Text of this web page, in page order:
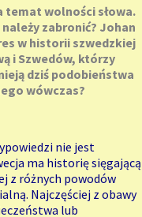
temat wolności słowa.
zabronić? Johan
w historii szwedzkiej
i Szwedów, którzy
dziś podobieństwa
wówczas?
nie jest
ma historię sięgającą
z różnych powodów
Najczęściej z obawy
lub